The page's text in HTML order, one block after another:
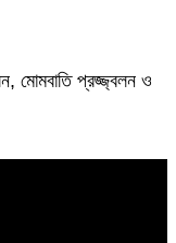
মোমবাতি প্রজ্জ্বলন ও